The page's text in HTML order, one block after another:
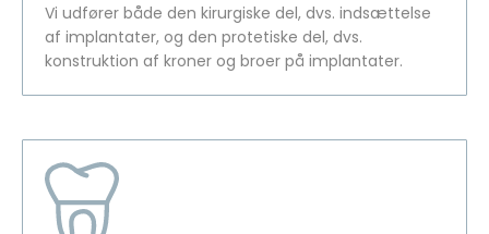
Vi udfører både den kirurgiske del, dvs. indsættelse
af implantater, og den protetiske del, dvs.
konstruktion af kroner og broer på implantater.